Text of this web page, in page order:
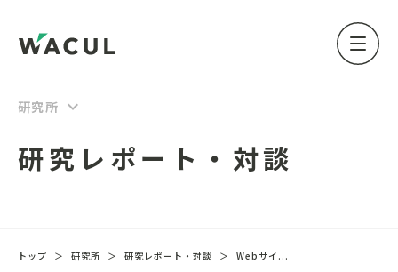
研究レポート・対談
研究所 keyboard_arrow_down
トップ ＞ 研究所 ＞ 研究レポート・対談 ＞ Webサイ...